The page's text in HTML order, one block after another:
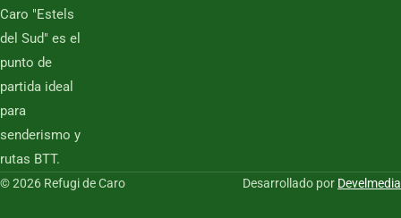
Caro "Estels
del Sud" es el
punto de
partida ideal
para
senderismo y
rutas BTT.
© 2026 Refugi de Caro Desarrollado por Develmedia